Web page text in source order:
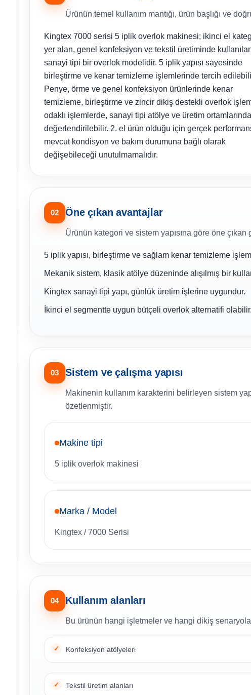
Ürünün temel kullanım mantığı, ürün başlığı ve
Kingtex 7000 serisi 5 iplik overlok makinesi; ikinci el
yer alan, genel konfeksiyon ve tekstil üretiminde
sanayi tipi bir overlok modelidir. 5 iplik yapısı sayesinde
birleştirme ve kenar temizleme işlemlerinde tercih
Penye, örme ve genel konfeksiyon ürünlerinde kenar
temizleme, birleştirme ve zincir dikiş destekli overlok
odaklı işlemlerde, sanayi tipi atölye ve üretim ortamlarında
değerlendirilebilir. 2. el ürün olduğu için gerçek
mevcut kondisyon ve bakım durumuna bağlı olarak
değişebileceği unutulmamalıdır.
02 Öne çıkan avantajlar
Ürünün kategori ve sistem yapısına göre öne
5 iplik yapısı, birleştirme ve sağlam kenar temizleme
Mekanik sistem, klasik atölye düzeninde alışılmış bir
Kingtex sanayi tipi yapı, günlük üretim işlerine uygundur.
İkinci el segmentte uygun bütçeli overlok alternatifi olabilir.
03 Sistem ve çalışma yapısı
Makinenin kullanım karakterini belirleyen sistem
özetlenmiştir.
Makine tipi
5 iplik overlok makinesi
Marka / Model
Kingtex / 7000 Serisi
04 Kullanım alanları
Bu ürünün hangi işletmeler ve hangi dikiş
Konfeksiyon atölyeleri
Tekstil üretim alanları